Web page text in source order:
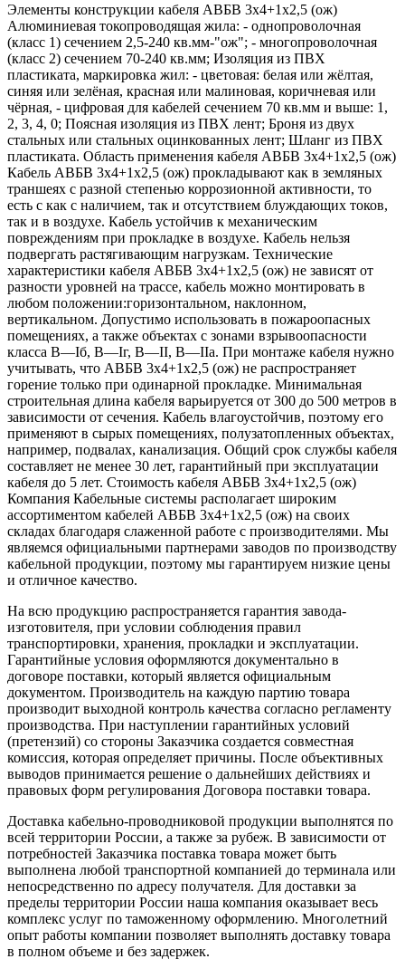
Элементы конструкции кабеля АВБВ 3х4+1х2,5 (ож)
Алюминиевая токопроводящая жила: - однопроволочная
(класс 1) сечением 2,5-240 кв.мм-"ож"; - многопроволочная
(класс 2) сечением 70-240 кв.мм; Изоляция из ПВХ
пластиката, маркировка жил: - цветовая: белая или жёлтая,
синяя или зелёная, красная или малиновая, коричневая или
чёрная, - цифровая для кабелей сечением 70 кв.мм и выше: 1,
2, 3, 4, 0; Поясная изоляция из ПВХ лент; Броня из двух
стальных или стальных оцинкованных лент; Шланг из ПВХ
пластиката. Область применения кабеля АВБВ 3х4+1х2,5 (ож)
Кабель АВБВ 3х4+1х2,5 (ож) прокладывают как в земляных
траншеях с разной степенью коррозионной активности, то
есть с как с наличием, так и отсутствием блуждающих токов,
так и в воздухе. Кабель устойчив к механическим
повреждениям при прокладке в воздухе. Кабель нельзя
подвергать растягивающим нагрузкам. Технические
характеристики кабеля АВБВ 3х4+1х2,5 (ож) не зависят от
разности уровней на трассе, кабель можно монтировать в
любом положении:горизонтальном, наклонном,
вертикальном. Допустимо использовать в пожароопасных
помещениях, а также объектах с зонами взрывоопасности
класса B—Iб, B—Iг, В—II, В—IIа. При монтаже кабеля нужно
учитывать, что АВБВ 3х4+1х2,5 (ож) не распространяет
горение только при одинарной прокладке. Минимальная
строительная длина кабеля варьируется от 300 до 500 метров в
зависимости от сечения. Кабель влагоустойчив, поэтому его
применяют в сырых помещениях, полузатопленных объектах,
например, подвалах, канализация. Общий срок службы кабеля
составляет не менее 30 лет, гарантийный при эксплуатации
кабеля до 5 лет. Стоимость кабеля АВБВ 3х4+1х2,5 (ож)
Компания Кабельные системы располагает широким
ассортиментом кабелей АВБВ 3х4+1х2,5 (ож) на своих
складах благодаря слаженной работе с производителями. Мы
являемся официальными партнерами заводов по производству
кабельной продукции, поэтому мы гарантируем низкие цены
и отличное качество.
На всю продукцию распространяется гарантия завода-
изготовителя, при условии соблюдения правил
транспортировки, хранения, прокладки и эксплуатации.
Гарантийные условия оформляются документально в
договоре поставки, который является официальным
документом. Производитель на каждую партию товара
производит выходной контроль качества согласно регламенту
производства. При наступлении гарантийных условий
(претензий) со стороны Заказчика создается совместная
комиссия, которая определяет причины. После объективных
выводов принимается решение о дальнейших действиях и
правовых форм регулирования Договора поставки товара.
Доставка кабельно-проводниковой продукции выполнятся по
всей территории России, а также за рубеж. В зависимости от
потребностей Заказчика поставка товара может быть
выполнена любой транспортной компанией до терминала или
непосредственно по адресу получателя. Для доставки за
пределы территории России наша компания оказывает весь
комплекс услуг по таможенному оформлению. Многолетний
опыт работы компании позволяет выполнять доставку товара
в полном объеме и без задержек.